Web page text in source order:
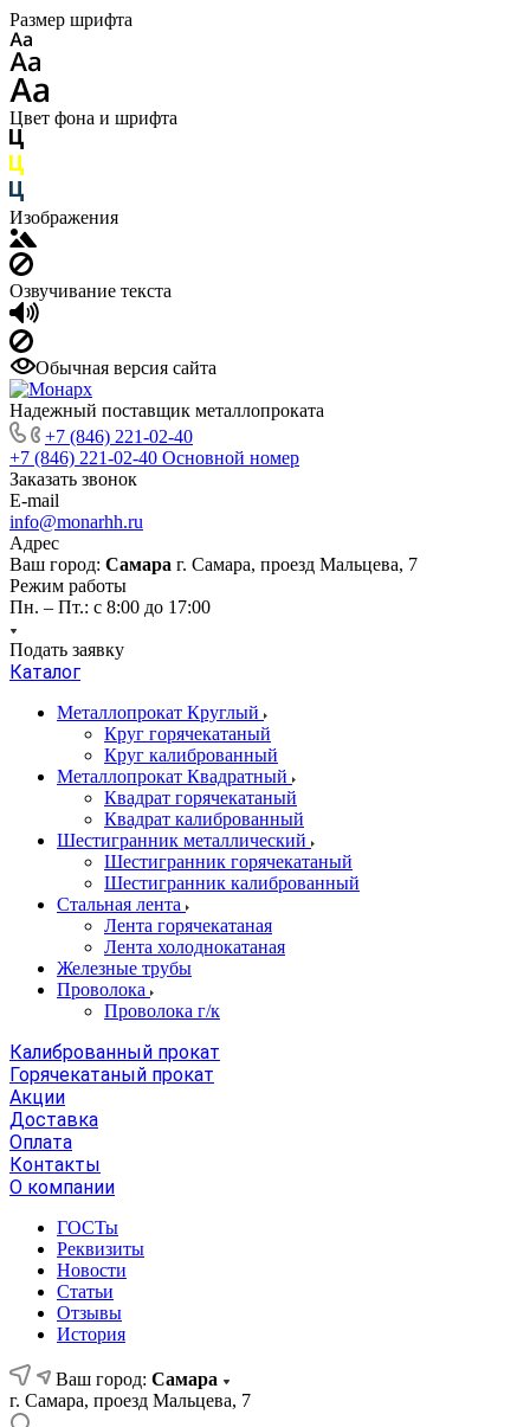
Размер шрифта
Цвет фона и шрифта
Изображения
Озвучивание текста
Обычная версия сайта
Надежный поставщик металлопроката
+7 (846) 221-02-40
+7 (846) 221-02-40 Основной номер
Заказать звонок
E-mail
info@monarhh.ru
Адрес
Ваш город: Самара г. Самара, проезд Мальцева, 7
Режим работы
Пн. – Пт.: с 8:00 до 17:00
Подать заявку
Каталог
Металлопрокат Круглый
Круг горячекатаный
Круг калиброванный
Металлопрокат Квадратный
Квадрат горячекатаный
Квадрат калиброванный
Шестигранник металлический
Шестигранник горячекатаный
Шестигранник калиброванный
Стальная лента
Лента горячекатаная
Лента холоднокатаная
Железные трубы
Проволока
Проволока г/к
Калиброванный прокат
Горячекатаный прокат
Акции
Доставка
Оплата
Контакты
О компании
ГОСТы
Реквизиты
Новости
Статьи
Отзывы
История
Ваш город: Самара
г. Самара, проезд Мальцева, 7